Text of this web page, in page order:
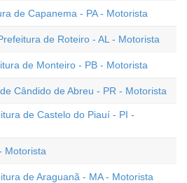
de Capanema - PA - Motorista
de Roteiro - AL - Motorista
de Monteiro - PB - Motorista
Cândido de Abreu - PR - Motorista
de Castelo do Piauí - PI -
Motorista
de Araguanã - MA - Motorista